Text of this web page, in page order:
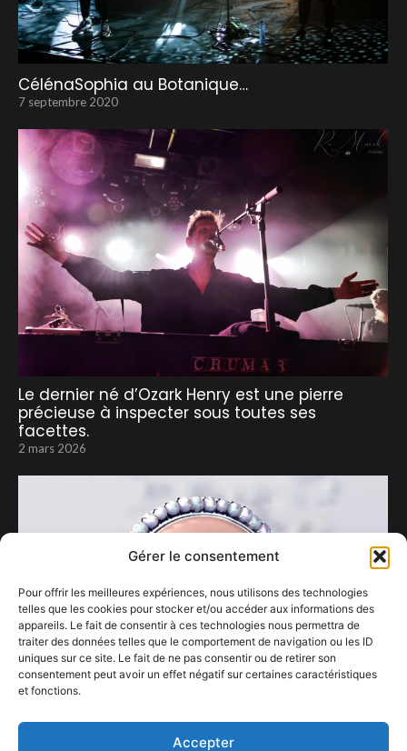
Gérer le consentement
Pour offrir les meilleures expériences, nous utilisons des technologies
telles que les cookies pour stocker et/ou accéder aux informations des
appareils. Le fait de consentir à ces technologies nous permettra de
traiter des données telles que le comportement de navigation ou les ID
uniques sur ce site. Le fait de ne pas consentir ou de retirer son
consentement peut avoir un effet négatif sur certaines caractéristiques
et fonctions.
Accepter
CélénaSophia au Botanique…
7 septembre 2020
Le dernier né d’Ozark Henry est une pierre
précieuse à inspecter sous toutes ses
facettes.
2 mars 2026
11 avril 2024